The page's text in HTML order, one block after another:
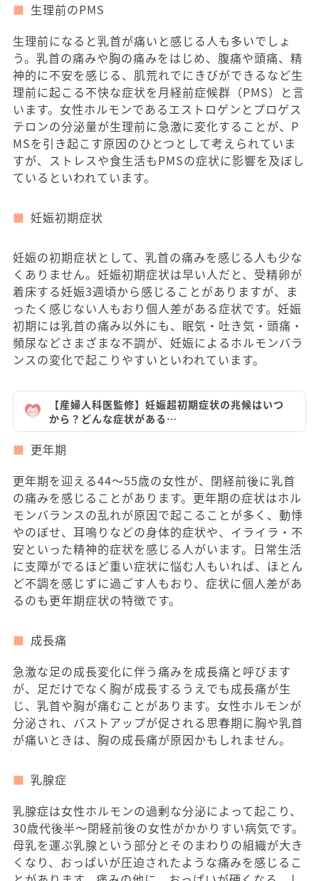
生理前のPMS
生理前になると乳首が痛いと感じる人も多いでしょ
う。乳首の痛みや胸の痛みをはじめ、腹痛や頭痛、精
神的に不安を感じる、肌荒れでにきびができるなど生
理前に起こる不快な症状を月経前症候群（PMS）と言
います。女性ホルモンであるエストロゲンとプロゲス
テロンの分泌量が生理前に急激に変化することが、P
MSを引き起こす原因のひとつとして考えられていま
すが、ストレスや食生活もPMSの症状に影響を及ぼし
ているといわれています。
妊娠初期症状
妊娠の初期症状として、乳首の痛みを感じる人も少な
くありません。妊娠初期症状は早い人だと、受精卵が
着床する妊娠3週頃から感じることがありますが、ま
ったく感じない人もおり個人差がある症状です。妊娠
初期には乳首の痛み以外にも、眠気・吐き気・頭痛・
頻尿などさまざまな不調が、妊娠によるホルモンバラ
ンスの変化で起こりやすいといわれています。
【産婦人科医監修】妊娠超初期症状の兆候はいつ
から？どんな症状がある…
更年期
更年期を迎える44～55歳の女性が、閉経前後に乳首
の痛みを感じることがあります。更年期の症状はホル
モンバランスの乱れが原因で起こることが多く、動悸
やのぼせ、耳鳴りなどの身体的症状や、イライラ・不
安といった精神的症状を感じる人がいます。日常生活
に支障がでるほど重い症状に悩む人もいれば、ほとん
ど不調を感じずに過ごす人もおり、症状に個人差があ
るのも更年期症状の特徴です。
成長痛
急激な足の成長変化に伴う痛みを成長痛と呼びます
が、足だけでなく胸が成長するうえでも成長痛が生
じ、乳首や胸が痛むことがあります。女性ホルモンが
分泌され、バストアップが促される思春期に胸や乳首
が痛いときは、胸の成長痛が原因かもしれません。
乳腺症
乳腺症は女性ホルモンの過剰な分泌によって起こり、
30歳代後半～閉経前後の女性がかかりすい病気です。
母乳を運ぶ乳腺という部分とそのまわりの組織が大き
くなり、おっぱいが圧迫されたような痛みを感じるこ